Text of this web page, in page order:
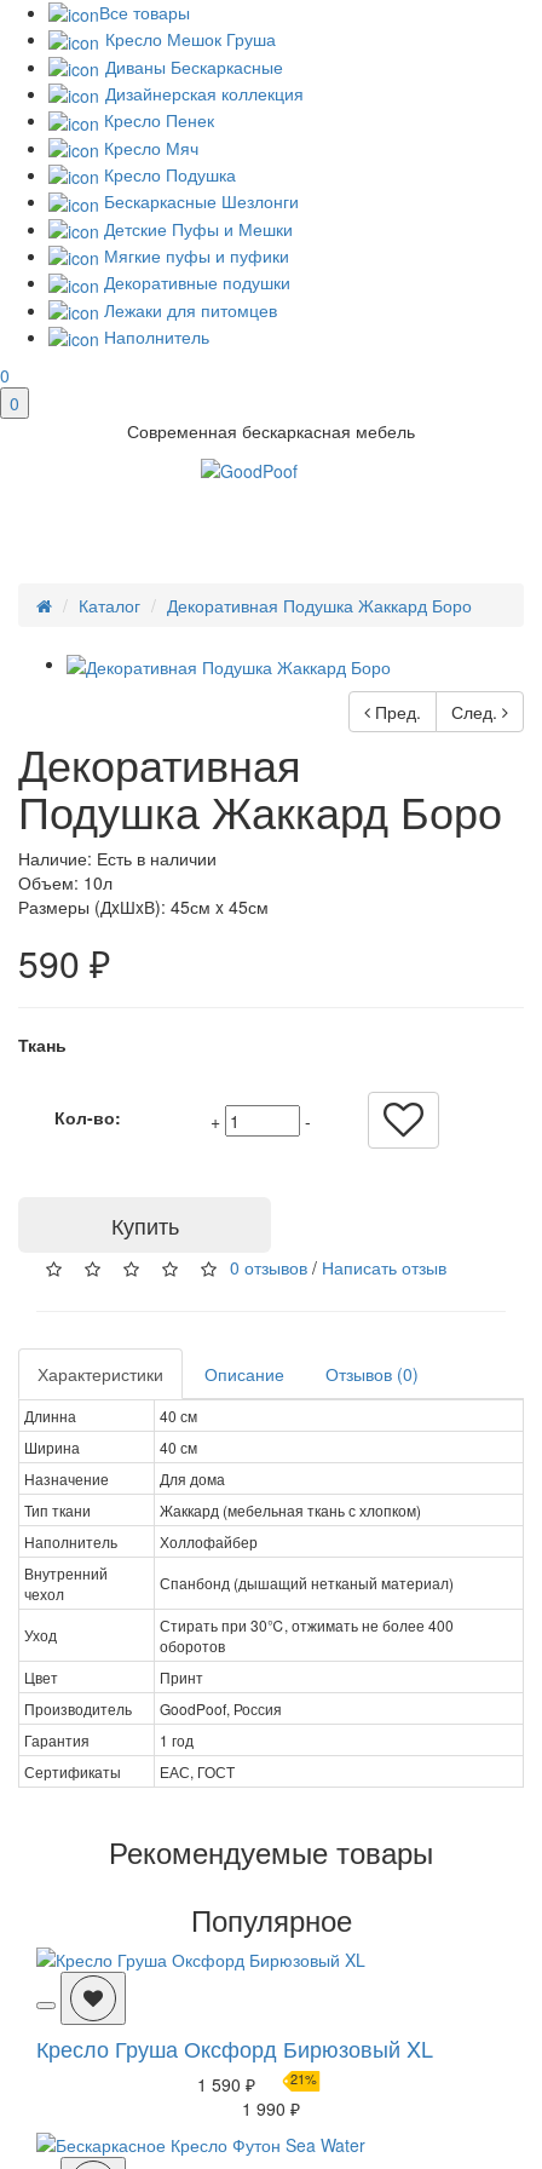
Все товары
Кресло Мешок Груша
Диваны Бескаркасные
Дизайнерская коллекция
Кресло Пенек
Кресло Мяч
Кресло Подушка
Бескаркасные Шезлонги
Детские Пуфы и Мешки
Мягкие пуфы и пуфики
Декоративные подушки
Лежаки для питомцев
Наполнитель
0
0
Современная бескаркасная мебель
Каталог Декоративная Подушка Жаккард Боро
Пред. След.
Декоративная
Подушка Жаккард Боро
Наличие: Есть в наличии
Объем: 10л
Размеры (ДxШxВ): 45см x 45см
590 ₽
Ткань
Кол-во: + -
Купить
0 отзывов / Написать отзыв
Характеристики Описание Отзывов (0)
Длинна
40 см
Ширина
40 см
Назначение
Для дома
Тип ткани
Жаккард (мебельная ткань с хлопком)
Наполнитель
Холлофайбер
Внутренний
чехол
Спанбонд (дышащий нетканый материал)
Уход
Стирать при 30℃, отжимать не более 400
оборотов
Цвет
Принт
Производитель
GoodPoof, Россия
Гарантия
1 год
Сертификаты
ЕАС, ГОСТ
Рекомендуемые товары
Популярное
Кресло Груша Оксфорд Бирюзовый XL
1 590 ₽ 21%
1 990 ₽